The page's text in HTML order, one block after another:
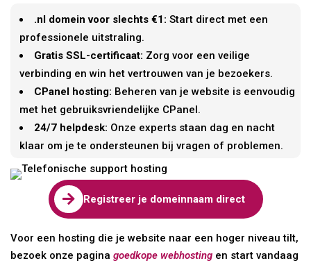
.nl domein voor slechts €1: Start direct met een
professionele uitstraling.
Gratis SSL-certificaat: Zorg voor een veilige
verbinding en win het vertrouwen van je bezoekers.
CPanel hosting: Beheren van je website is eenvoudig
met het gebruiksvriendelijke CPanel.
24/7 helpdesk: Onze experts staan dag en nacht
klaar om je te ondersteunen bij vragen of problemen.
 Registreer je domeinnaam direct
Voor een hosting die je website naar een hoger niveau tilt,
bezoek onze paginagoedkope webhosting en start vandaag